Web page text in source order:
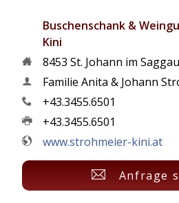
Buschenschank &
Kini
8453 St. Johann im
Familie Anita & Johann
+43.3455.6501
+43.3455.6501
www.strohmeier-kini.at
Anfrage